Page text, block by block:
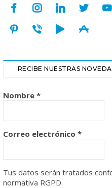
facebookinstagramlinkedintwitter
pinterest
viber play appstore
RECIBE NUESTRAS
Nombre *
Correo electrónico *
Tus datos serán tratados
normativa RGPD.